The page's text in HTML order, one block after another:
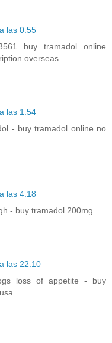
las 0:55
buy tramadol online
overseas
las 1:54
- buy tramadol online no
las 4:18
- buy tramadol 200mg
las 22:10
loss of appetite - buy